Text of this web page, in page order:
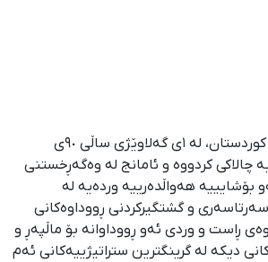
ئاژانسی هەواڵدەریی کوردستان، لە ١ی گەلاوێژی ساڵی ٩٠ی
چالاکی کردووە و ئامانج لە وەگەڕخستنی
بۆشایییە هەواڵدەرییە وردەیە لە
و گشتگیركردنی ڕووداوەكانی
ڕاست و وردی ئەو ڕووداوانە بۆ ماڵپەڕ و
دیكە لە گرینگترین ستراتیژییەكانی ئەم